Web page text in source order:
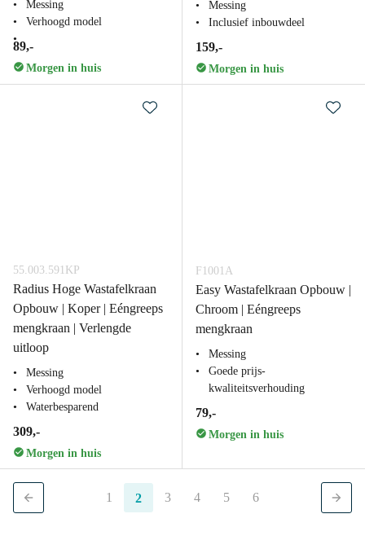
Messing
Verhoogd model
89,-
Morgen in huis
Messing
Inclusief inbouwdeel
159,-
Morgen in huis
55.003.591KP
Radius Hoge Wastafelkraan
Opbouw | Koper | Eéngreeps
mengkraan | Verlengde
uitloop
Messing
Verhoogd model
Waterbesparend
309,-
Morgen in huis
F1001A
Easy Wastafelkraan Opbouw |
Chroom | Eéngreeps
mengkraan
Messing
Goede prijs-
kwaliteitsverhouding
79,-
Morgen in huis
1 2 3 4 5 6